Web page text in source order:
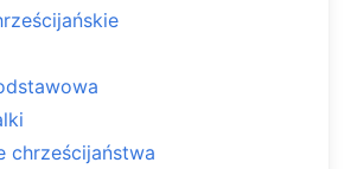
chrześcijaństwa